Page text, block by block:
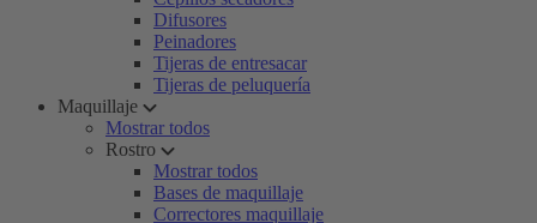
Difusores
Peinadores
Tijeras de entresacar
Tijeras de peluquería
Maquillaje
Mostrar todos
Rostro
Mostrar todos
Bases de maquillaje
Correctores maquillaje